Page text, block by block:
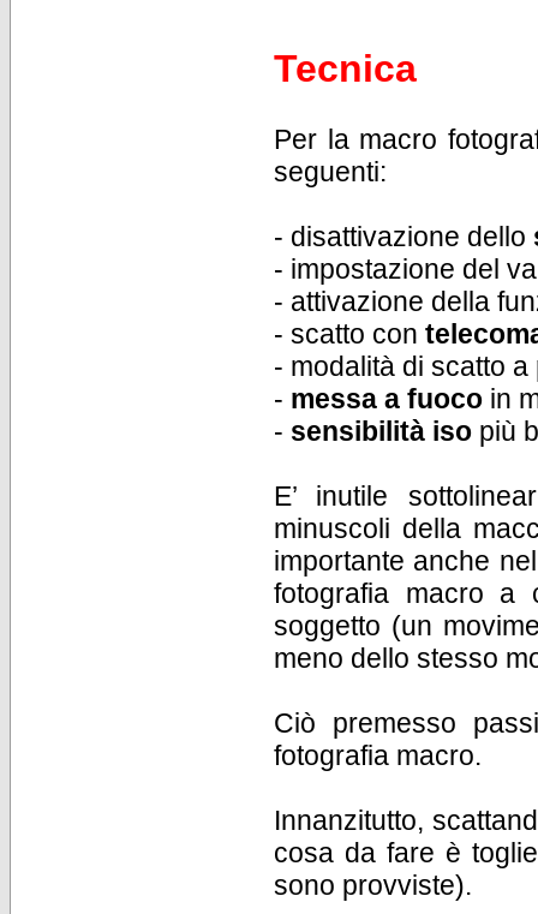
Tecnica
Per la macro
seguenti:
- disattivazione dello
- impostazione del
- attivazione della
- scatto con
- modalità di scatto a
- messa a fuoco in
- sensibilità iso più
E’ inutile
minuscoli della
importante anche
fotografia macro a
soggetto (un
meno dello stesso
Ciò premesso
fotografia macro.
Innanzitutto,
cosa da fare è
sono provviste).